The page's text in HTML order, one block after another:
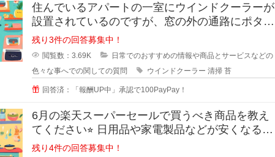
住んでいるアパートの一室にウインドクーラーが
設置されているのですが、窓の外の通路にポタポ
タ水が流れるので、すぐに緑のコケ
残り3件の回答募集中！
閲覧数：3.69K
日常でのおすすめの情報や商品とサービスなどの
色々な事へでの関しての質問
ウインドクーラー 清掃 苔
回答済：「報酬UP中」承認で100PayPay！
6月の楽天スーパーセールで買うべき商品を教え
てください⭐︎ 日用品や家電製品などが安くなる楽
天スーパ
残り4件の回答募集中！